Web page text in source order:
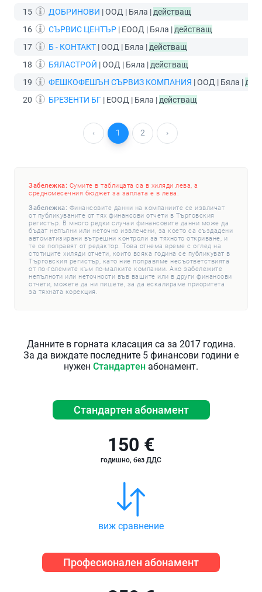
15
ДОБРИНОВИ | ООД | Бяла | действащ
16
СЪРВИС ЦЕНТЪР | ЕООД | Бяла | действащ
17
Б - КОНТАКТ | ООД | Бяла | действащ
18
БЯЛАСТРОЙ | ООД | Бяла | действащ
19
ФЕШКОФЕШЪН СЪРВИЗ КОМПАНИЯ | ООД | Бяла |
20
БРЕЗЕНТИ БГ | ЕООД | Бяла | действащ
‹ 1 2 ›
Забележка: Сумите в таблицата са в хиляди лева, а
средномесечния бюджет за заплата е в лева.
Забележка: Финансовите данни на компаниите се извличат
от публикуваните от тях финансови отчети в Търговския
регистър. В много редки случаи финансовите данни може да
бъдат непълни или неточно извлечени, за което са създадени
автоматизирани вътрешни контроли за тяхното откриване, и
те се поправят от редактор. Това отнема време с оглед на
стотиците хиляди отчети, които всяка година се публикуват в
Търговския регистър, като ние поправяме несъответствията
от по-големите към по-малките компании. Ако забележите
непълноти или неточности във вашите или в други финансови
отчети, можете да ни пишете, за да ескалираме приоритета
за тяхната корекция.
Данните в горната класация са за 2017 година.
За да виждате последните 5 финансови години е
нужен Стандартен абонамент.
Стандартен абонамент
150 €
годишно, без ДДС
виж сравнение
Професионален абонамент